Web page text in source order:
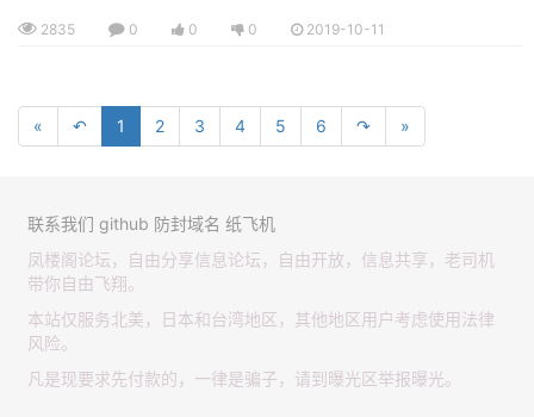
2835 0 0 0 2019-10-11
« ↶ 1 2 3 4 5 6 ↷ »
联系我们 github 防封域名 纸飞机
凤楼阁论坛，自由分享信息论坛，自由开放，信息共享，老司机
带你自由飞翔。
本站仅服务北美，日本和台湾地区，其他地区用户考虑使用法律
风险。
凡是现要求先付款的，一律是骗子，请到曝光区举报曝光。